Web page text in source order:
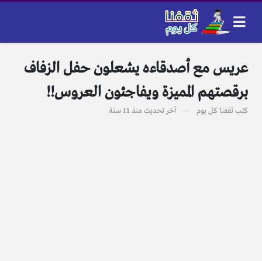
عريس مع أصدقاءه يشعلون حفل الزفاف
برقصتهم المميزة ويفاجئون العروس!!
كتبثقفنا كل يوم آخر تحديث منذ 11 سنة